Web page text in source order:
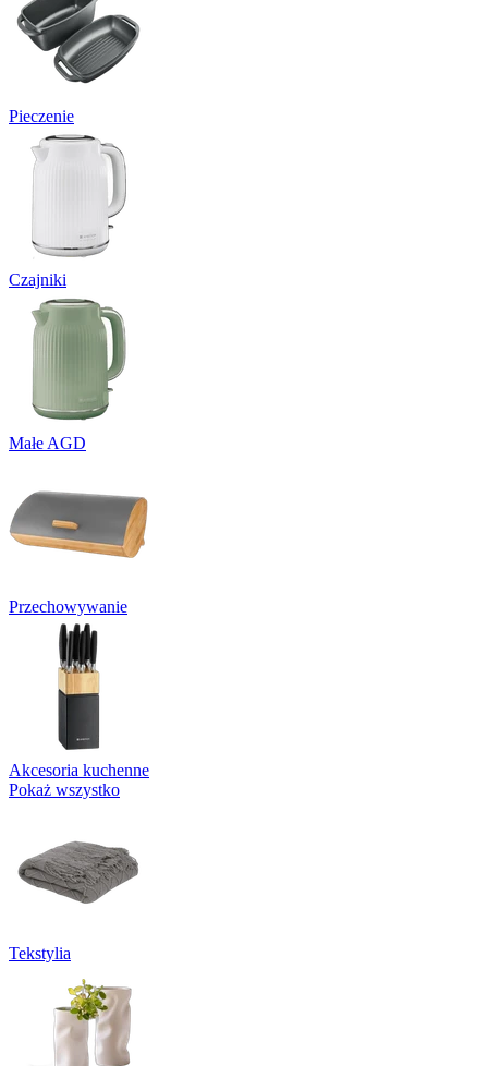
Pieczenie
Czajniki
Małe AGD
Przechowywanie
Akcesoria kuchenne
Pokaż wszystko
Tekstylia